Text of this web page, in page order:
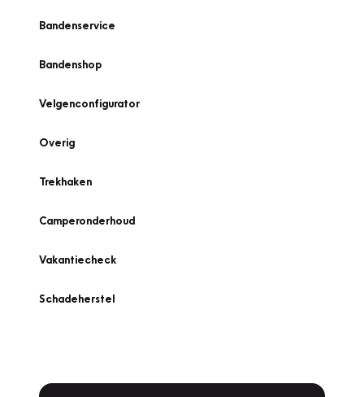
Bandenservice
Bandenshop
Velgenconfigurator
Overig
Trekhaken
Camperonderhoud
Vakantiecheck
Schadeherstel